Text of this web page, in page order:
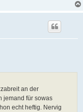
an der
jemand für sowas
echt heftig. Nervig